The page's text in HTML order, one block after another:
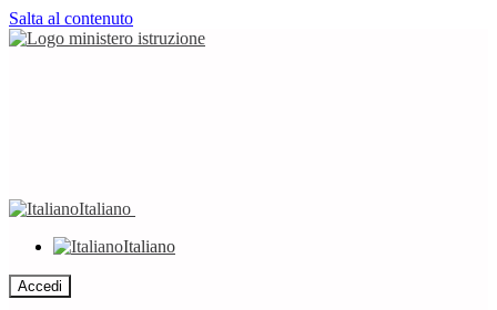
Salta al contenuto
Italiano
Italiano
Accedi